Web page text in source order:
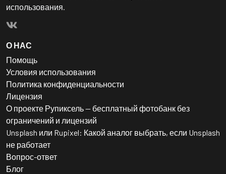
использования.
О НАС
Помощь
Условия использования
Политика конфиденциальности
Лицензия
О проекте Рупиксель — бесплатный фотобанк без
ограничений и лицензий
Unsplash или Rupixel: Какой аналог выбрать, если Unsplash
не работает
Вопрос-ответ
Блог